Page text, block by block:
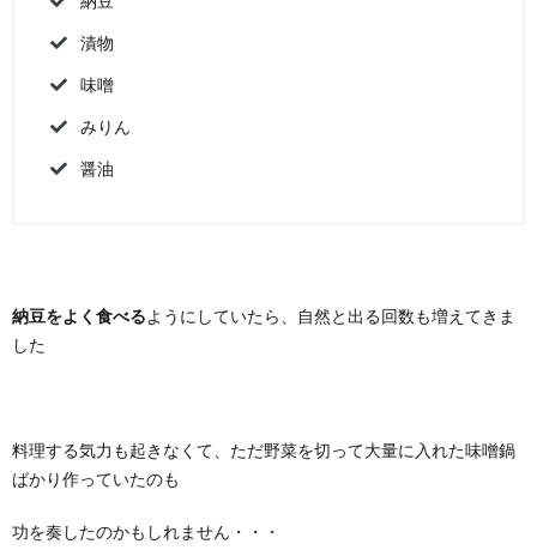
漬物
味噌
みりん
醤油
納豆をよく食べるようにしていたら、自然と出る回数も増えてきま
した
料理する気力も起きなくて、ただ野菜を切って大量に入れた味噌鍋
ばかり作っていたのも
功を奏したのかもしれません・・・